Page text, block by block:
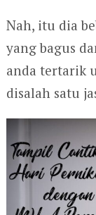
Nah, itu dia
yang bagus
anda tertarik
disalah satu